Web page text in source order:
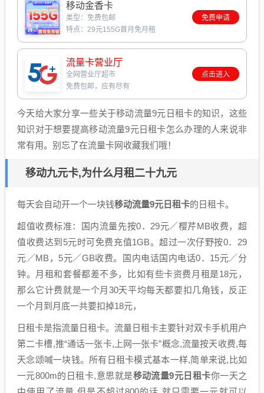
移动金香卡
类型：免费包邮
特点：29元155G首月免月租
免费申请
流量卡营业厅
全网营业厅超市
免费包邮，应有尽有
点击进入
今天给大家分享一些关于移动流量9元日租卡的知识，这些
知识对于想要提高移动流量9元日租卡怎么办理的人来说非
常有用。别忘了在流量卡网收藏我们哦！
移动九元卡,为什么月租二十九元
每天会自动开一个一块钱移动流量9元日租卡的日租卡。
超值收费标准：国内流量先按0．29元／樱芹MB收费，超
值收费达到5元时可免费充值1GB。超过一次仔野按0．29
元／MB，5元／GB收费。国内电话国内电话0．15元／分
钟。月租和套餐都差不多，比如有些卡资费月租是18元，
那么它计费就是一个月30天平均每天都要扣几角钱，反正
一个月到月底一共要扣掉18元，
日租卡是指流量日租卡。流量日租卡主要针对双卡手机用户
第二卡槽,推“通话一张卡,上网一张卡”概念,流量按天收费,每
天念颂喊一块钱。所有日租卡模式基本一样,简单来说,比如
一元800m的日租卡,意思就是移动流量9元日租卡你一天之